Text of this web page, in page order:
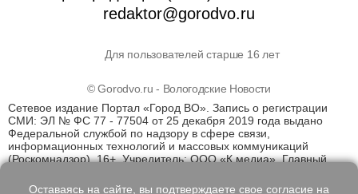
redaktor@gorodvo.ru
Для пользователей старше 16 лет
© Gorodvo.ru - Вологодские Новости
Сетевое издание Портал «Город ВО». Запись о регистрации
СМИ: ЭЛ № ФС 77 - 77504 от 25 декабря 2019 года выдано
Федеральной службой по надзору в сфере связи,
информационных технологий и массовых коммуникаций
(Роскомнадзор). 16+. Учредитель: ООО «К медиа». Главный
применяются рекомендательные технологии (информационные
Оставаясь на сайте, вы подтверждаете свое согласие на